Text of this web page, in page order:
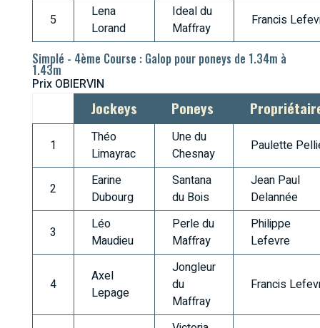
5
Lena
Lorand
Ideal du
Maffray
Francis
Simplé - 4ème Course : Galop pour poneys de 1.34m à
1.43m
Prix OBIERVIN
Jockeys Poneys
1
Théo
Limayrac
Une du
Chesnay
Paulette
2
Earine
Dubourg
Santana
du Bois
Jean Paul
Delannée
3
Léo
Maudieu
Perle du
Maffray
Philippe
Lefevre
4
Axel
Lepage
Jongleur
du
Maffray
Francis